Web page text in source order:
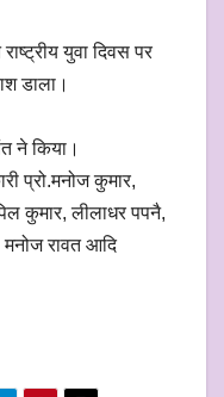
युवा दिवस पर
डाला।
ने किया।
प्रो.मनोज कुमार,
कुमार, लीलाधर पपनै,
रावत आदि